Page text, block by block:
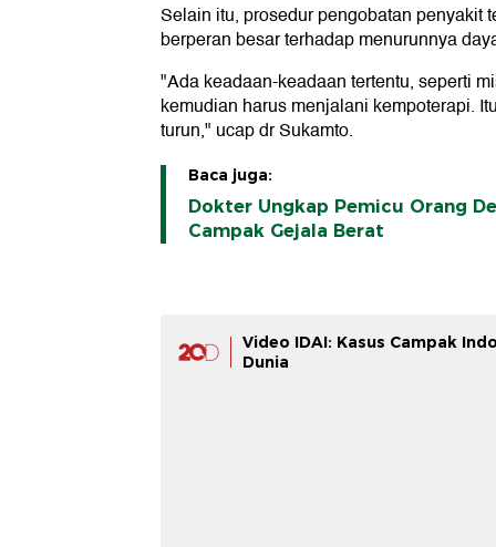
Selain itu, prosedur pengobatan penyakit
berperan besar terhadap menurunnya
"Ada keadaan-keadaan tertentu, seperti
kemudian harus menjalani kempoterapi.
turun," ucap dr Sukamto.
Baca juga:
Dokter Ungkap Pemicu Orang
Campak Gejala Berat
Video IDAI: Kasus Campak
Dunia